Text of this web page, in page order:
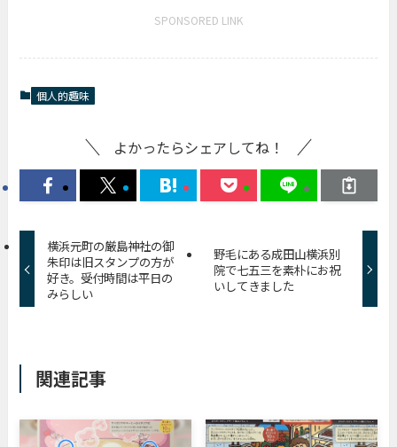
SPONSORED LINK
個人的趣味
よかったらシェアしてね！
横浜元町の厳島神社の御
朱印は旧スタンプの方が
好き。受付時間は平日の
みらしい
野毛にある成田山横浜別
院で七五三を素朴にお祝
いしてきました
関連記事